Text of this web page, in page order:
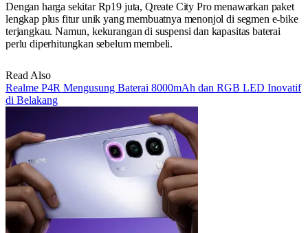
Dengan harga sekitar Rp19 juta, Qreate City Pro menawarkan paket
lengkap plus fitur unik yang membuatnya menonjol di segmen e-bike
terjangkau. Namun, kekurangan di suspensi dan kapasitas baterai
perlu diperhitungkan sebelum membeli.
Read Also
Realme P4R Mengusung Baterai 8000mAh dan RGB LED Inovatif
di Belakang